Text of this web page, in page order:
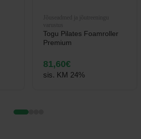
Togu Pilates Foamroller
Premium
81,60€
sis. KM 24%